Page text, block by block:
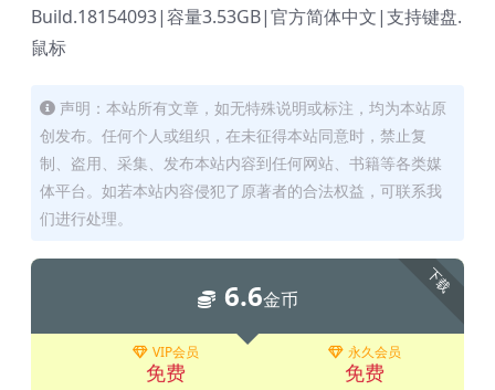
Build.18154093|容量3.53GB|官方简体中文|支持键盘.
鼠标
声明：本站所有文章，如无特殊说明或标注，均为本站原
创发布。任何个人或组织，在未征得本站同意时，禁止复
制、盗用、采集、发布本站内容到任何网站、书籍等各类媒
体平台。如若本站内容侵犯了原著者的合法权益，可联系我
们进行处理。
下载
6.6金币
VIP会员
免费
永久会员
免费